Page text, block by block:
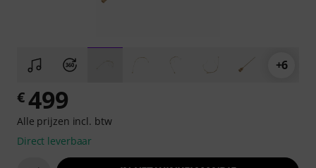
+6
€499
Alle prijzen incl. btw
Direct leverbaar